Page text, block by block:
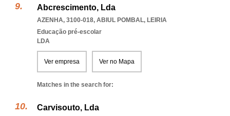
Abcrescimento, Lda
AZENHA, 3100-018, ABIUL POMBAL, LEIRIA
Educação pré-escolar
LDA
Ver empresa Ver no Mapa
Matches in the search for:
Carvisouto, Lda